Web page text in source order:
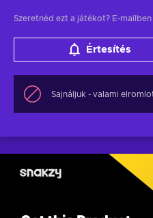
Szeretnéd ezt a játékot? E-
Értesítés
Sajnáljuk - valami